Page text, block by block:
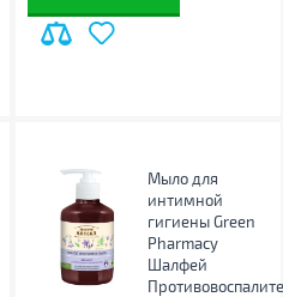
Мыло для
интимной
гигиены Green
Pharmacy
Шалфей